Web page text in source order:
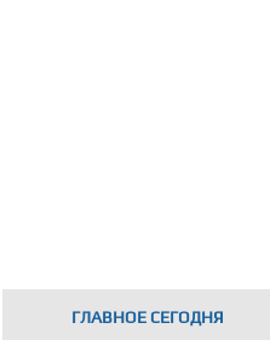
ГЛАВНОЕ СЕГОДНЯ